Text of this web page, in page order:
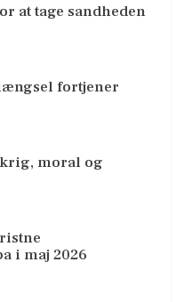
at tage sandheden
fortjener
moral og
i maj 2026